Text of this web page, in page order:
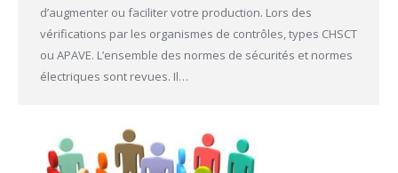
d’augmenter ou faciliter votre production. Lors des
vérifications par les organismes de contrôles, types CHSCT
ou APAVE. L’ensemble des normes de sécurités et normes
électriques sont revues. Il…